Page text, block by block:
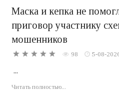
Маска и кепка не
приговор участнику
мошенников
98 5-08-
...
Читать полностью...